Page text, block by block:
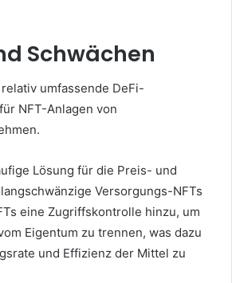
Schwächen
umfassende DeFi-
NFT-Anlagen von
Lösung für die Preis- und
Versorgungs-NFTs
eine Zugriffskontrolle hinzu, um
Eigentum zu trennen, was dazu
und Effizienz der Mittel zu